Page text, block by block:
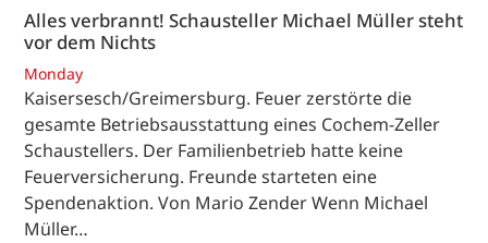
Alles verbrannt! Schausteller Michael Müller steht
vor dem Nichts
Monday
Kaisersesch/Greimersburg. Feuer zerstörte die
gesamte Betriebsausstattung eines Cochem-Zeller
Schaustellers. Der Familienbetrieb hatte keine
Feuerversicherung. Freunde starteten eine
Spendenaktion. Von Mario Zender Wenn Michael
Müller…